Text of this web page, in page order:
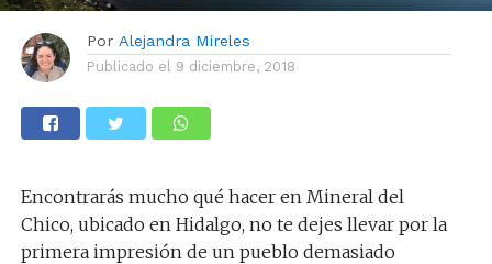
Por Alejandra Mireles
Publicado el 9 diciembre, 2018
Encontrarás mucho qué hacer en Mineral del
Chico, ubicado en Hidalgo, no te dejes llevar por la
primera impresión de un pueblo demasiado